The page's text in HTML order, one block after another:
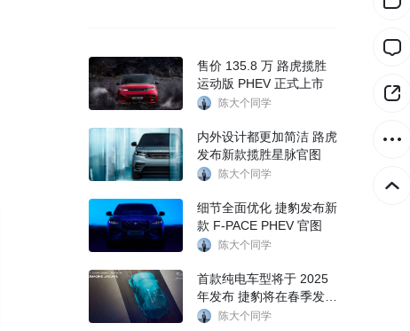
售价 135.8 万 路虎揽胜
运动版 PHEV 正式上市
陈大个同学
内外设计都更加简洁 路虎
发布新款揽胜星脉官图
陈大个同学
细节全面优化 捷豹发布新
款 F-PACE PHEV 官图
陈大个同学
首款纯电车型将于 2025
年发布 捷豹将在春季发布
品牌规划
陈大个同学